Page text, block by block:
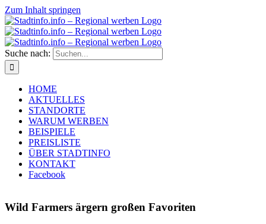
Zum Inhalt springen
Suche nach:
HOME
AKTUELLES
STANDORTE
WARUM WERBEN
BEISPIELE
PREISLISTE
ÜBER STADTINFO
KONTAKT
Facebook
Wild Farmers ärgern großen Favoriten